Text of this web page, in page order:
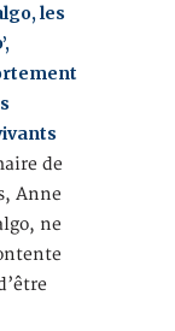
les
de
Anne
ne